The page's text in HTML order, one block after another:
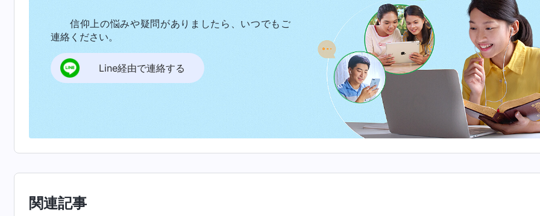
のは本当にあるのだろうか、天国は本当に存在するのだろうか、報いというものは本当にあるのだろう
か、といったことを人が益々知りたくなるのは、この時点です。人は死に近付けば近付くほど、人生とは
何かを知りたい気持ちが強くなります。死が近付けば近付くほど、人の心は益々空虚になり、無力感が
くなるので、死に対する恐れが日々強くなります。人々が死に近付く時にこのような感情が表れる理由は
二つあります。一つ目には、自分の人生を依存してきた富と名声を失いつつあり、この世の目に見える物
事すべてを置き去りにしようとしていることです。二つ目には、愛する人々や支援の手段が存在しない
足を踏み入れるのが不安になるような、馴染みのない世界、謎に包まれた未知の領域にただ独りで立ち
かおうとしていることです。この二つの理由のため、あらゆる人は死に直面すると、不安になり、それ
か、人間の運命を支配するのは誰か、人間の存在に糧を施し、それを統治するのは誰であるのかというこ
信仰上の悩みや疑問がありましたら、いつでもご
連絡ください。
Line経由で連絡する
関連記事